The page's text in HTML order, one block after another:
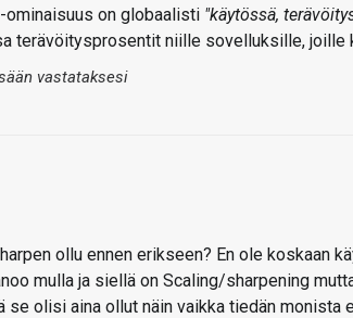
ominaisuus on globaalisti "käytössä,
terävöitysprosentit niille sovelluksille, joille
vastataksesi
ollu ennen erikseen? En ole koskaan
mulla ja siellä on Scaling/sharpening
se olisi aina ollut näin vaikka tiedän